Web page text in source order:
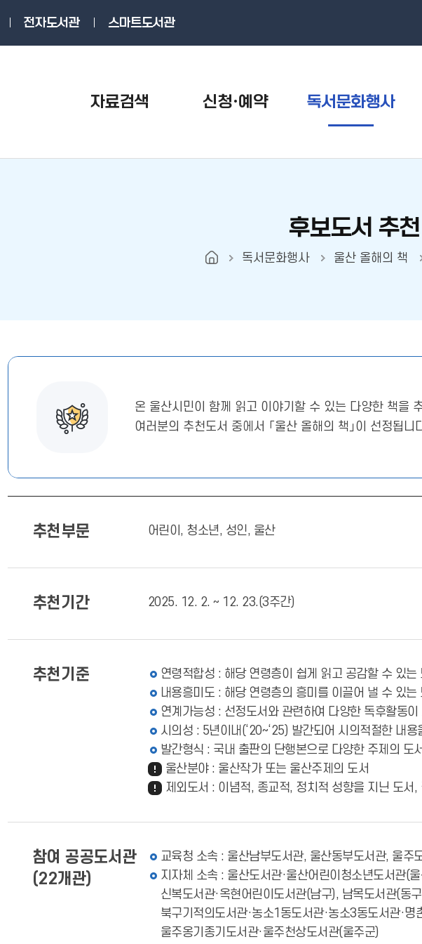
전자도서관 스마트도서관
자료검색 신청·예약 독서문화행사
후보도서 추천
독서문화행사 울산 올해의 책
온 울산시민이 함께 읽고 이야기할 수 있는 다양한 책을
여러분의 추천도서 중에서 「울산 올해의 책」이 선정됩니
추천부문 어린이, 청소년, 성인, 울산
추천기간 2025. 12. 2. ~ 12. 23.(3주간)
추천기준
연령적합성 : 해당 연령층이 쉽게 읽고 공감할 수 있는
내용흥미도 : 해당 연령층의 흥미를 이끌어 낼 수 있는
연계가능성 : 선정도서와 관련하여 다양한 독후활동이
시의성 : 5년이내(‘20~‘25) 발간되어 시의적절한 내
발간형식 : 국내 출판의 단행본으로 다양한 주제의 도서
울산분야 : 울산작가 또는 울산주제의 도서
제외도서 : 이념적, 종교적, 정치적 성향을 지닌 도서,
참여 공공도서관
(22개관)
교육청 소속 : 울산남부도서관, 울산동부도서관, 울주
지자체 소속 : 울산도서관·울산어린이청소년도서관(
신복도서관·옥현어린이도서관(남구), 남목도서관(동
북구기적의도서관·농소1동도서관·농소3동도서관·
울주옹기종기도서관·울주천상도서관(울주군)